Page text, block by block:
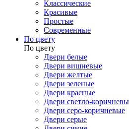
Классические
Красивые
Простые
Современные
По цвету
По цвету
Двери белые
Двери вишневые
Двери желтые
Двери зеленые
Двери красные
Двери светло-
Двери серо-коричневые
Двери серые